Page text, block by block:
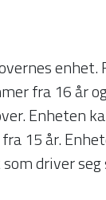
enhet.
fra 16 år
Enheten
15 år.
driver seg